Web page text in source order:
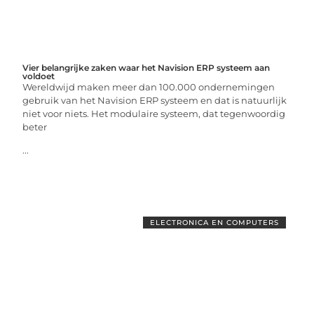
Vier belangrijke zaken waar het Navision ERP systeem aan
voldoet
Wereldwijd maken meer dan 100.000 ondernemingen
gebruik van het Navision ERP systeem en dat is natuurlijk
niet voor niets. Het modulaire systeem, dat tegenwoordig
beter
...
ELECTRONICA EN COMPUTERS